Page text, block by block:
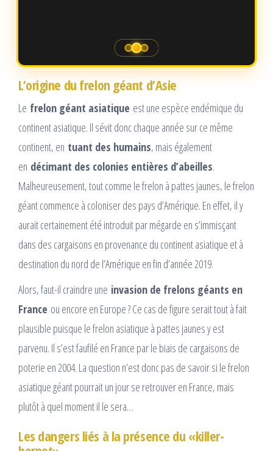
L’origine du frelon géant d’Asie
Le frelon géant asiatique est une espèce endémique du
continent asiatique. Il sévit donc chaque année sur ce même
continent, en tuant des humains, mais également
en décimant des colonies entières d’abeilles.
Malheureusement, tout comme le frelon à pattes jaunes, le frelon
géant commence à coloniser des pays d’Amérique. En effet, il y
aurait certainement été introduit par mégarde en s’immisçant
dans des cargaisons en provenance du continent asiatique et à
destination du nord de l’Amérique en fin d’année 2019.
Alors, faut-il craindre une invasion de frelons géants en
France ou encore en Europe ? Ce cas de figure serait tout à fait
plausible puisque le frelon asiatique à pattes jaunes y est
parvenu. Il s’est faufilé en France par le biais de cargaisons de
poterie en 2004. La question n’est donc pas de savoir si le frelon
asiatique géant pourrait un jour se retrouver en France, mais
plutôt à quel moment il le sera…
Les dangers liés à la présence du «killer-